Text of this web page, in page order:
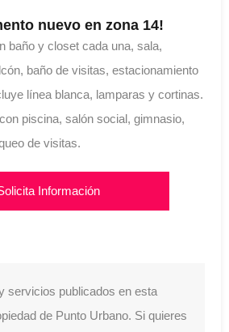
nuevo en zona 14!
baño y closet cada una, sala,
baño de visitas, estacionamiento
línea blanca, lamparas y cortinas.
piscina, salón social, gimnasio,
de visitas.
Información
servicios publicados en esta
de Punto Urbano. Si quieres